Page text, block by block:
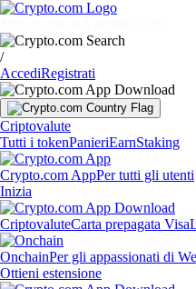
/
AccediRegistrati
Criptovalute
Tutti i tokenPanieriEarnStaking
Crypto.com AppPer tutti gli utenti
Inizia
CriptovaluteCarta prepagata Visa
OnchainPer gli appassionati di
Ottieni estensione